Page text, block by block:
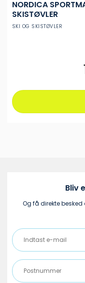
SKI OG SKISTØVLER
NORDICA
SKISTØVLER
Bliv
Og få direkte
Indtast
e-
mail
(Påkrævet)
Postnummer
(Påkrævet)